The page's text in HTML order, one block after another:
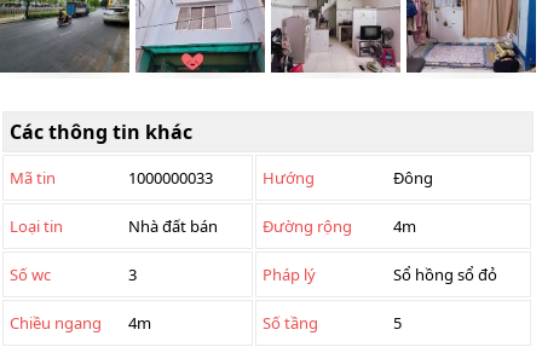
Các thông tin khác
Mã tin 1000000033 Hướng Đông
Loại tin Nhà đất bán Đường rộng 4m
Số wc 3 Pháp lý Sổ hồng sổ đỏ
Chiều ngang 4m Số tầng 5